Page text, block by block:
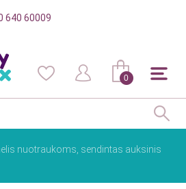
640 60009
0
nuotraukoms, sendintas auksinis